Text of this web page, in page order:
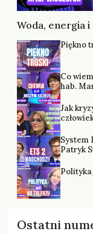
Woda, energia
Piękno
Co
hab.
Jak
System
Patryk
Ostatni